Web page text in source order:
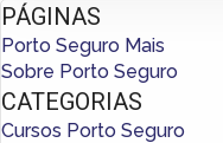
PÁGINAS
Porto Seguro Mais
Sobre Porto Seguro
CATEGORIAS
Cursos Porto Seguro